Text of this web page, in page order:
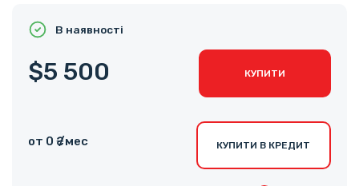
В наявності
$5 500 КУПИТИ
от 0 ₴ /мес КУПИТИ В КРЕДИТ